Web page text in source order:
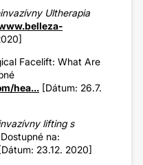
Ultherapia
Facelift: What Are
hea... [Dátum: 26.7.
lifting s
Dostupné na:
23.12. 2020]